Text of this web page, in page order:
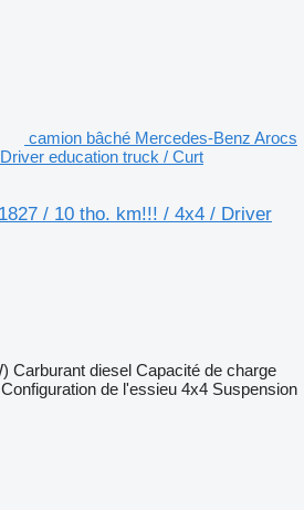
camion bâché Mercedes-Benz Arocs
education truck / Curt
/ 10 tho. km!!! / 4x4 / Driver
Carburant diesel Capacité de charge
Configuration de l'essieu 4x4 Suspension